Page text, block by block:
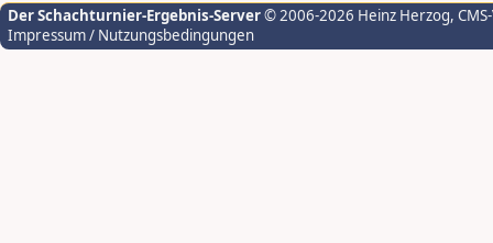
Der Schachturnier-Ergebnis-Server© 2006-2026 Heinz Herzog,
Impressum / Nutzungsbedingungen